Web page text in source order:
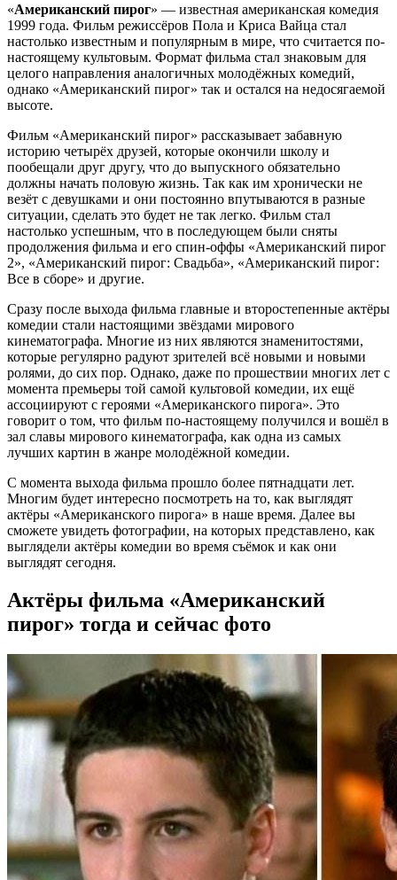
«Американский пирог» — известная американская комедия
1999 года. Фильм режиссёров Пола и Криса Вайца стал
настолько известным и популярным в мире, что считается по-
настоящему культовым. Формат фильма стал знаковым для
целого направления аналогичных молодёжных комедий,
однако «Американский пирог» так и остался на недосягаемой
высоте.
Фильм «Американский пирог» рассказывает забавную
историю четырёх друзей, которые окончили школу и
пообещали друг другу, что до выпускного обязательно
должны начать половую жизнь. Так как им хронически не
везёт с девушками и они постоянно впутываются в разные
ситуации, сделать это будет не так легко. Фильм стал
настолько успешным, что в последующем были сняты
продолжения фильма и его спин-оффы «Американский пирог
2», «Американский пирог: Свадьба», «Американский пирог:
Все в сборе» и другие.
Сразу после выхода фильма главные и второстепенные актёры
комедии стали настоящими звёздами мирового
кинематографа. Многие из них являются знаменитостями,
которые регулярно радуют зрителей всё новыми и новыми
ролями, до сих пор. Однако, даже по прошествии многих лет с
момента премьеры той самой культовой комедии, их ещё
ассоциируют с героями «Американского пирога». Это
говорит о том, что фильм по-настоящему получился и вошёл в
зал славы мирового кинематографа, как одна из самых
лучших картин в жанре молодёжной комедии.
С момента выхода фильма прошло более пятнадцати лет.
Многим будет интересно посмотреть на то, как выглядят
актёры «Американского пирога» в наше время. Далее вы
сможете увидеть фотографии, на которых представлено, как
выглядели актёры комедии во время съёмок и как они
выглядят сегодня.
Актёры фильма «Американский
пирог» тогда и сейчас фото